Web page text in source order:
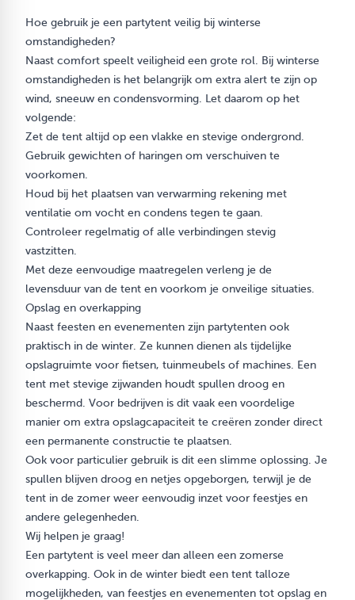
Hoe gebruik je een partytent veilig bij winterse
omstandigheden?
Naast comfort speelt veiligheid een grote rol. Bij winterse
omstandigheden is het belangrijk om extra alert te zijn op
wind, sneeuw en condensvorming. Let daarom op het
volgende:
Zet de tent altijd op een vlakke en stevige ondergrond.
Gebruik gewichten of haringen om verschuiven te
voorkomen.
Houd bij het plaatsen van verwarming rekening met
ventilatie om vocht en condens tegen te gaan.
Controleer regelmatig of alle verbindingen stevig
vastzitten.
Met deze eenvoudige maatregelen verleng je de
levensduur van de tent en voorkom je onveilige situaties.
Opslag en overkapping
Naast feesten en evenementen zijn partytenten ook
praktisch in de winter. Ze kunnen dienen als tijdelijke
opslagruimte voor fietsen, tuinmeubels of machines. Een
tent met stevige zijwanden houdt spullen droog en
beschermd. Voor bedrijven is dit vaak een voordelige
manier om extra opslagcapaciteit te creëren zonder direct
een permanente constructie te plaatsen.
Ook voor particulier gebruik is dit een slimme oplossing. Je
spullen blijven droog en netjes opgeborgen, terwijl je de
tent in de zomer weer eenvoudig inzet voor feestjes en
andere gelegenheden.
Wij helpen je graag!
Een partytent is veel meer dan alleen een zomerse
overkapping. Ook in de winter biedt een tent talloze
mogelijkheden, van feestjes en evenementen tot opslag en